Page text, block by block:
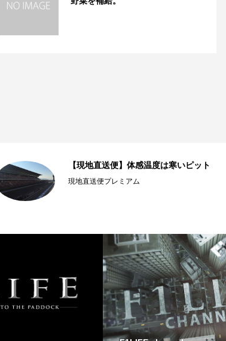
【現地直送便】体感温度は寒いピット
現地直送便プレミアム